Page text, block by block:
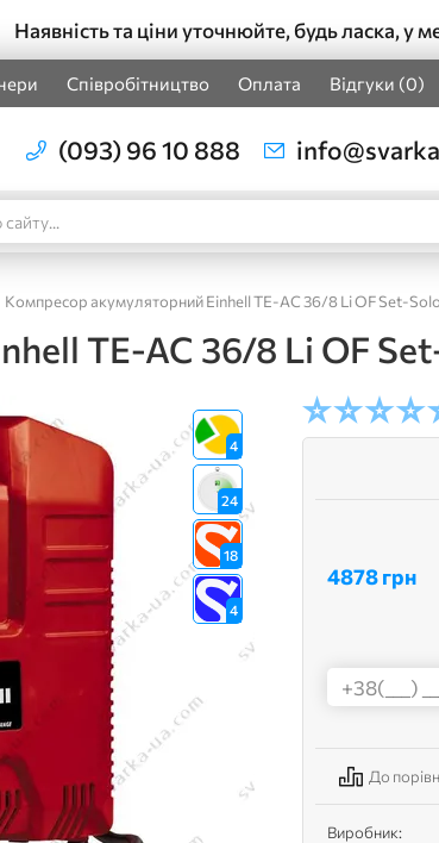
Наявність та ціни уточнюйте, будь ласка, у
Співробітництво Оплата Відгуки (0)
(093) 96 10 888
Компресор акумуляторний Einhell TE-AC 36/8 Li OF Set-Solo
TE-AC 36/8 Li OF
4
24
18
4
4878 грн
До
Виробник: